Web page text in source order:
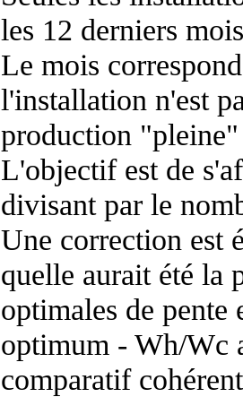
les 12 derniers
Le mois
l'installation n'est
production "pleine"
L'objectif est de
divisant par le
Une correction est
quelle aurait été la
optimales de
optimum - Wh/Wc
comparatif